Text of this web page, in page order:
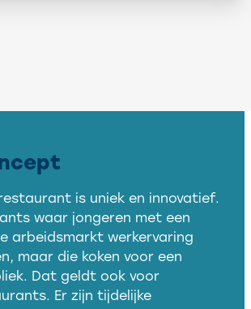
is uniek en innovatief.
waar jongeren met een
arbeidsmarkt werkervaring
maar die koken voor een
Dat geldt ook voor
Er zijn tijdelijke